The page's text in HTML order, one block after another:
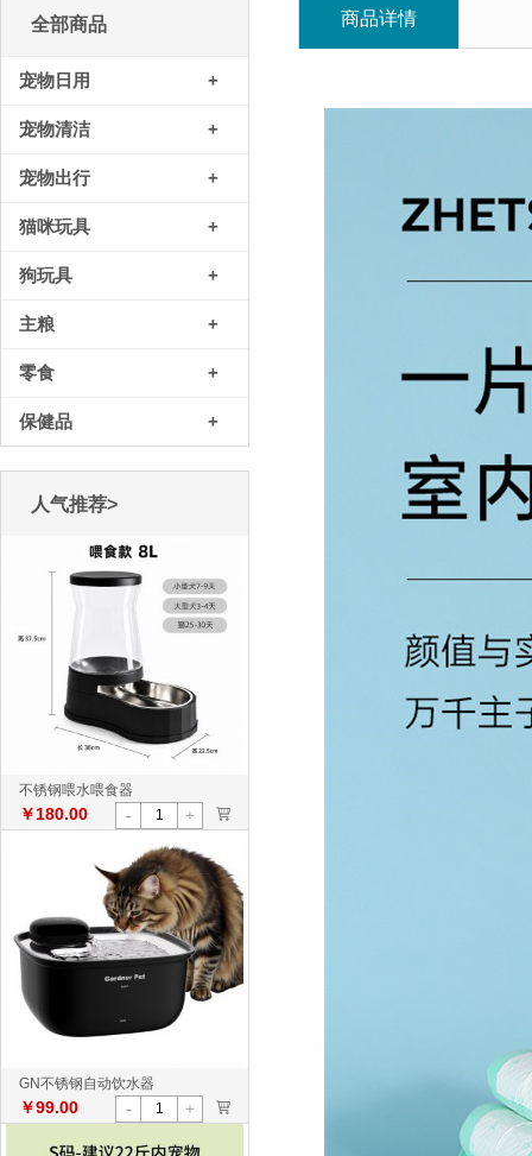
全部商品
宠物日用 +
宠物清洁 +
宠物出行 +
猫咪玩具 +
狗玩具 +
主粮 +
零食 +
保健品 +
人气推荐>
不锈钢喂水喂食器
￥180.00 - + >
GN不锈钢自动饮水器
￥99.00 - + >
商品详情